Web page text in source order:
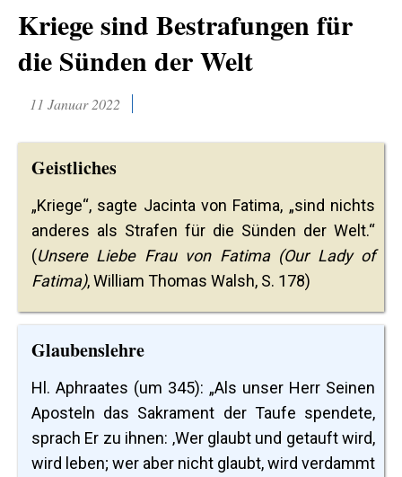
Kriege sind Bestrafungen für
die Sünden der Welt
11 Januar 2022
Geistliches
„Kriege“, sagte Jacinta von Fatima, „sind nichts
anderes als Strafen für die Sünden der Welt.“
(Unsere Liebe Frau von Fatima (Our Lady of
Fatima), William Thomas Walsh, S. 178)
Glaubenslehre
Hl. Aphraates (um 345): „Als unser Herr Seinen
Aposteln das Sakrament der Taufe spendete,
sprach Er zu ihnen: ‚Wer glaubt und getauft wird,
wird leben; wer aber nicht glaubt, wird verdammt